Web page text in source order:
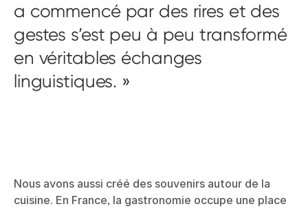
a commencé par des rires et des
gestes s’est peu à peu transformé
en véritables échanges
linguistiques.
Nous avons aussi créé des souvenirs autour de la
cuisine. En France, la gastronomie occupe une place